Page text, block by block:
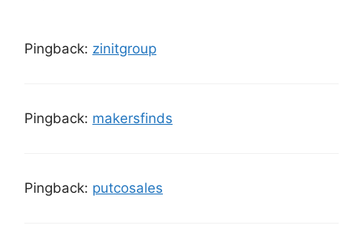
Pingback: zinitgroup
Pingback: makersfinds
Pingback: putcosales